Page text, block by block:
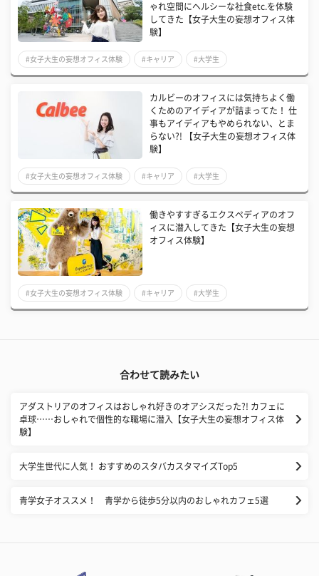
ゃれ空間にヘルシーな社食etc.を体験
してきた【女子大生の妄想オフィス体
験】
#女子大生の妄想オフィス体験 #キャリア #大学生
カルビーのオフィスには気持ちよく働
くためのアイディアが詰まってた！ 仕
事もアイディアもやめられない、とま
らない?! 【女子大生の妄想オフィス体
験】
#女子大生の妄想オフィス体験 #キャリア #大学生
働きやすすぎるエクスペディアのオフ
ィスに潜入してきた【女子大生の妄想
オフィス体験】
#女子大生の妄想オフィス体験 #キャリア #大学生
合わせて読みたい
アダストリアのオフィスはおしゃれ好きのオアシスだった?! カフェに
卓球……おしゃれで個性的な職場に潜入【女子大生の妄想オフィス体
験】
大学生世代に人気！ おすすめのスタバカスタマイズTop5
青学女子オススメ！ 青学から徒歩5分以内のおしゃれカフェ5選